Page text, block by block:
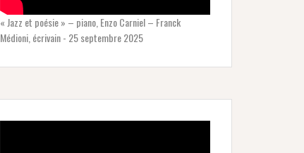
« Jazz et poésie » – piano, Enzo Carniel – Franck
Médioni, écrivain - 25 septembre 2025